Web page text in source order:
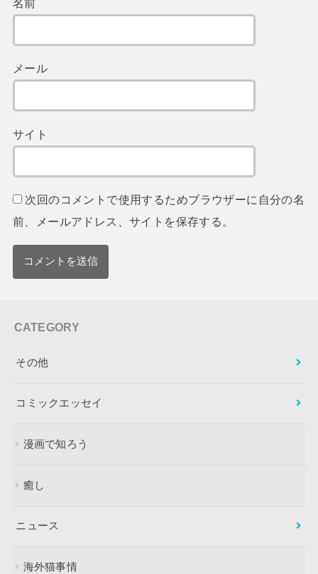
名前
メール
サイト
次回のコメントで使用するためブラウザーに自分の名
前、メールアドレス、サイトを保存する。
CATEGORY
その他
コミックエッセイ
漫画で知ろう
癒し
ニュース
海外猫事情